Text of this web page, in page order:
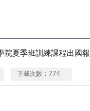
院夏季班訓練課程出國
下載次數：774